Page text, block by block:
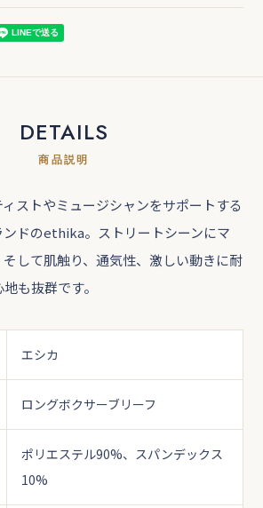
DETAILS
商品説明
ストやミュージシャンをサポートする
ンドのethika。ストリートシーンにマ
して肌触り、通気性、激しい動きに耐
も抜群です。
エシカ
ロングボクサーブリーフ
ポリエステル90%、スパンデックス
10%